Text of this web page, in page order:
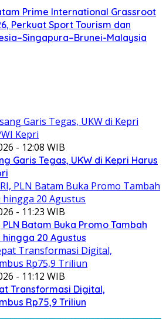
Prime International Grassroot
Perkuat Sport Tourism dan
Malaysia
- 12:08 WIB
Garis Tegas, UKW di Kepri Harus
- 11:23 WIB
PLN Batam Buka Promo Tambah
hingga 20 Agustus
- 11:12 WIB
Transformasi Digital,
Rp75,9 Triliun